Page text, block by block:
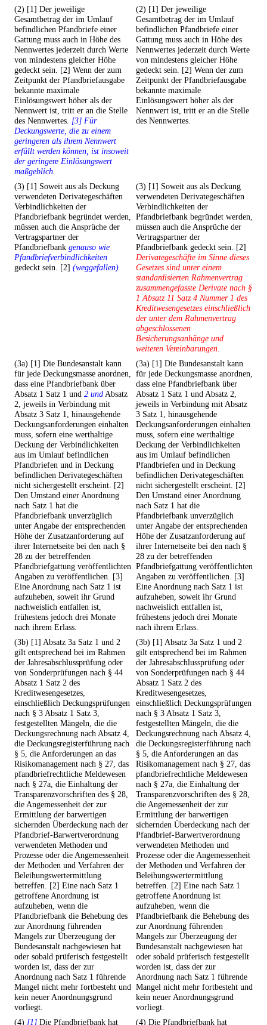
(2) [1] Der jeweilige
Gesamtbetrag der im Umlauf
befindlichen Pfandbriefe einer
Gattung muss auch in Höhe des
Nennwertes jederzeit durch Werte
von mindestens gleicher Höhe
gedeckt sein. [2] Wenn der zum
Zeitpunkt der Pfandbriefausgabe
bekannte maximale
Einlösungswert höher als der
Nennwert ist, tritt er an die Stelle
des Nennwertes. [3] Für
Deckungswerte, die zu einem
geringeren als ihrem Nennwert
erfüllt werden können, ist insoweit
der geringere Einlösungswert
maßgeblich.
(2) [1] Der jeweilige
Gesamtbetrag der im Umlauf
befindlichen Pfandbriefe einer
Gattung muss auch in Höhe des
Nennwertes jederzeit durch Werte
von mindestens gleicher Höhe
gedeckt sein. [2] Wenn der zum
Zeitpunkt der Pfandbriefausgabe
bekannte maximale
Einlösungswert höher als der
Nennwert ist, tritt er an die Stelle
des Nennwertes.
(3) [1] Soweit aus als Deckung
verwendeten Derivategeschäften
Verbindlichkeiten der
Pfandbriefbank begründet werden,
müssen auch die Ansprüche der
Vertragspartner der
Pfandbriefbank genauso wie
Pfandbriefverbindlichkeiten
gedeckt sein. [2] (weggefallen)
(3) [1] Soweit aus als Deckung
verwendeten Derivategeschäften
Verbindlichkeiten der
Pfandbriefbank begründet werden,
müssen auch die Ansprüche der
Vertragspartner der
Pfandbriefbank gedeckt sein. [2]
Derivategeschäfte im Sinne dieses
Gesetzes sind unter einem
standardisierten Rahmenvertrag
zusammengefasste Derivate nach §
1 Absatz 11 Satz 4 Nummer 1 des
Kreditwesengesetzes einschließlich
der unter dem Rahmenvertrag
abgeschlossenen
Besicherungsanhänge und
weiteren Vereinbarungen.
(3a) [1] Die Bundesanstalt kann
für jede Deckungsmasse anordnen,
dass eine Pfandbriefbank über
Absatz 1 Satz 1 und 2 undAbsatz
2, jeweils in Verbindung mit
Absatz 3 Satz 1, hinausgehende
Deckungsanforderungen einhalten
muss, sofern eine werthaltige
Deckung der Verbindlichkeiten
aus im Umlauf befindlichen
Pfandbriefen und in Deckung
befindlichen Derivategeschäften
nicht sichergestellt erscheint. [2]
Den Umstand einer Anordnung
nach Satz 1 hat die
Pfandbriefbank unverzüglich
unter Angabe der entsprechenden
Höhe der Zusatzanforderung auf
ihrer Internetseite bei den nach §
28 zu der betreffenden
Pfandbriefgattung veröffentlichten
Angaben zu veröffentlichen. [3]
Eine Anordnung nach Satz 1 ist
aufzuheben, soweit ihr Grund
nachweislich entfallen ist,
frühestens jedoch drei Monate
nach ihrem Erlass.
(3a) [1] Die Bundesanstalt kann
für jede Deckungsmasse anordnen,
dass eine Pfandbriefbank über
Absatz 1 Satz 1 und Absatz 2,
jeweils in Verbindung mit Absatz
3 Satz 1, hinausgehende
Deckungsanforderungen einhalten
muss, sofern eine werthaltige
Deckung der Verbindlichkeiten
aus im Umlauf befindlichen
Pfandbriefen und in Deckung
befindlichen Derivategeschäften
nicht sichergestellt erscheint. [2]
Den Umstand einer Anordnung
nach Satz 1 hat die
Pfandbriefbank unverzüglich
unter Angabe der entsprechenden
Höhe der Zusatzanforderung auf
ihrer Internetseite bei den nach §
28 zu der betreffenden
Pfandbriefgattung veröffentlichten
Angaben zu veröffentlichen. [3]
Eine Anordnung nach Satz 1 ist
aufzuheben, soweit ihr Grund
nachweislich entfallen ist,
frühestens jedoch drei Monate
nach ihrem Erlass.
(3b) [1] Absatz 3a Satz 1 und 2
gilt entsprechend bei im Rahmen
der Jahresabschlussprüfung oder
von Sonderprüfungen nach § 44
Absatz 1 Satz 2 des
Kreditwesengesetzes,
einschließlich Deckungsprüfungen
nach § 3 Absatz 1 Satz 3,
festgestellten Mängeln, die die
Deckungsrechnung nach Absatz 4,
die Deckungsregisterführung nach
§ 5, die Anforderungen an das
Risikomanagement nach § 27, das
pfandbriefrechtliche Meldewesen
nach § 27a, die Einhaltung der
Transparenzvorschriften des § 28,
die Angemessenheit der zur
Ermittlung der barwertigen
sichernden Überdeckung nach der
Pfandbrief-Barwertverordnung
verwendeten Methoden und
Prozesse oder die Angemessenheit
der Methoden und Verfahren der
Beleihungswertermittlung
betreffen. [2] Eine nach Satz 1
getroffene Anordnung ist
aufzuheben, wenn die
Pfandbriefbank die Behebung des
zur Anordnung führenden
Mangels zur Überzeugung der
Bundesanstalt nachgewiesen hat
oder sobald prüferisch festgestellt
worden ist, dass der zur
Anordnung nach Satz 1 führende
Mangel nicht mehr fortbesteht und
kein neuer Anordnungsgrund
vorliegt.
(3b) [1] Absatz 3a Satz 1 und 2
gilt entsprechend bei im Rahmen
der Jahresabschlussprüfung oder
von Sonderprüfungen nach § 44
Absatz 1 Satz 2 des
Kreditwesengesetzes,
einschließlich Deckungsprüfungen
nach § 3 Absatz 1 Satz 3,
festgestellten Mängeln, die die
Deckungsrechnung nach Absatz 4,
die Deckungsregisterführung nach
§ 5, die Anforderungen an das
Risikomanagement nach § 27, das
pfandbriefrechtliche Meldewesen
nach § 27a, die Einhaltung der
Transparenzvorschriften des § 28,
die Angemessenheit der zur
Ermittlung der barwertigen
sichernden Überdeckung nach der
Pfandbrief-Barwertverordnung
verwendeten Methoden und
Prozesse oder die Angemessenheit
der Methoden und Verfahren der
Beleihungswertermittlung
betreffen. [2] Eine nach Satz 1
getroffene Anordnung ist
aufzuheben, wenn die
Pfandbriefbank die Behebung des
zur Anordnung führenden
Mangels zur Überzeugung der
Bundesanstalt nachgewiesen hat
oder sobald prüferisch festgestellt
worden ist, dass der zur
Anordnung nach Satz 1 führende
Mangel nicht mehr fortbesteht und
kein neuer Anordnungsgrund
vorliegt.
(4) [1] Die Pfandbriefbank hat (4) Die Pfandbriefbank hat